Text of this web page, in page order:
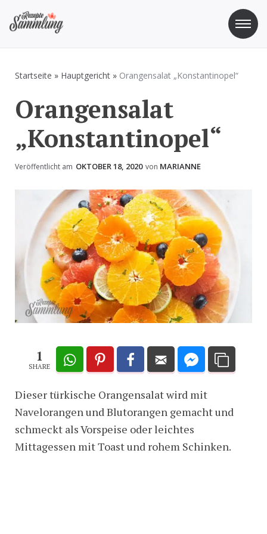
Inhalt
Startseite » Hauptgericht » Orangensalat „Konstantinopel“
Orangensalat
„Konstantinopel“
Veröffentlicht am OKTOBER 18, 2020 von MARIANNE
1
SHARE
Dieser türkische Orangensalat wird mit
Navelorangen und Blutorangen gemacht und
schmeckt als Vorspeise oder leichtes
Mittagessen mit Toast und rohem Schinken.